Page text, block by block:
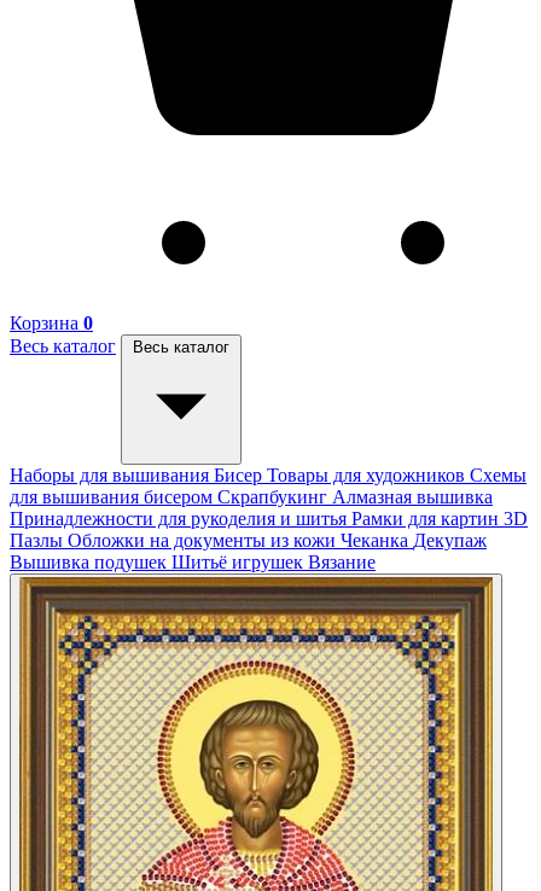
Корзина 0
Весь каталог
Весь каталог
Наборы для вышивания Бисер Товары для художников Схемы
для вышивания бисером Скрапбукинг Алмазная вышивка
Принадлежности для рукоделия и шитья Рамки для картин 3D
Пазлы Обложки на документы из кожи Чеканка Декупаж
Вышивка подушек Шитьё игрушек Вязание